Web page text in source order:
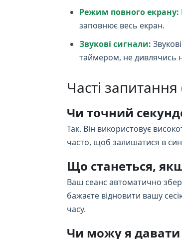
Режим повного екрану:
заповнює весь екран.
Звукові сигнали:
таймером, не дивлячись
Часті запитання
Чи точний
Так. Він використовує
часто, щоб залишатися в
Що станеться,
Ваш сеанс автоматично
бажаєте відновити вашу
часу.
Чи можу я давати